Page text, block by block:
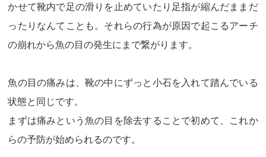
かせて靴内で足の滑りを止めていたり足指が縮んだままだ
ったりなんてことも。それらの行為が原因で起こるアーチ
の崩れから魚の目の発生にまで繋がります。
魚の目の痛みは、靴の中にずっと小石を入れて踏んでいる
状態と同じです。
まずは痛みという魚の目を除去することで初めて、これか
らの予防が始められるのです。